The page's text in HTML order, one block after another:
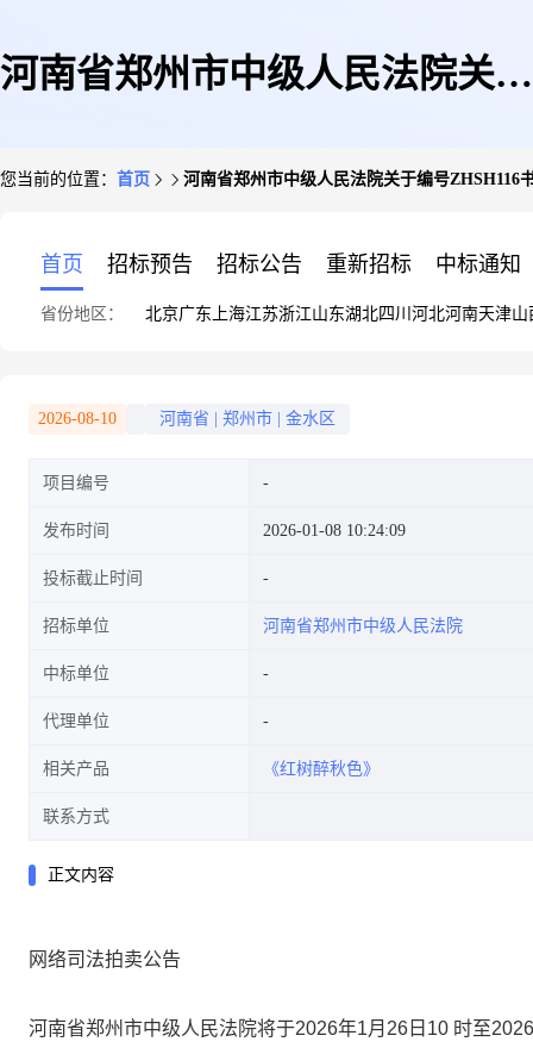
河南省郑州市中级人民法院关于
的公告
您当前的位置： 首页 河南省郑州市中级人民法院关于编号ZHSH116
首页 招标预告 招标公告 重新招标 中标通知
省份地区： 北京广东 上海江苏浙江山东湖北四川 河北河南天津山
2026-08-10 河南省 郑州市 金水区
项目编号
发布时间 2026-01-08 10:24:09
投标截止时间
招标单位 河南省郑州市中级人民法院
中标单位
代理单位
相关产品 《红树醉秋色》
联系方式
正文内容
网络司法拍卖公告
河南省郑州市中级人民法院将于2026年1月 26 日 10 时至2026